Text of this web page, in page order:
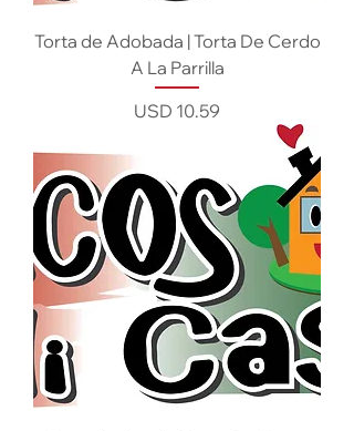
Torta de Adobada | Torta De Cerdo
A La Parrilla
Precio
USD 10.59